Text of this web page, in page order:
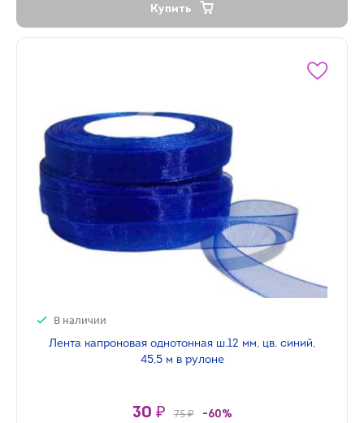
Купить
В наличии
Лента капроновая однотонная ш.12 мм, цв. синий,
45,5 м в рулоне
30 ₽ 75 ₽ -60%